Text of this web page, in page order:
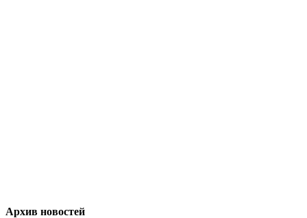
Архив новостей